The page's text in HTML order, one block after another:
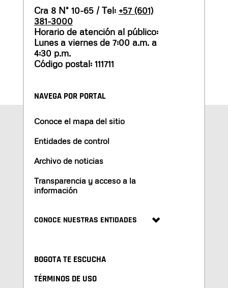
Cra 8 N° 10-65 / Tel: +57 (601)
381-3000
Horario de atención al público:
Lunes a viernes de 7:00 a.m. a
4:30 p.m.
Código postal: 111711
NAVEGA POR PORTAL
Conoce el mapa del sitio
Entidades de control
Archivo de noticias
Transparencia y acceso a la
información
CONOCE NUESTRAS ENTIDADES
BOGOTA TE ESCUCHA
TÉRMINOS DE USO